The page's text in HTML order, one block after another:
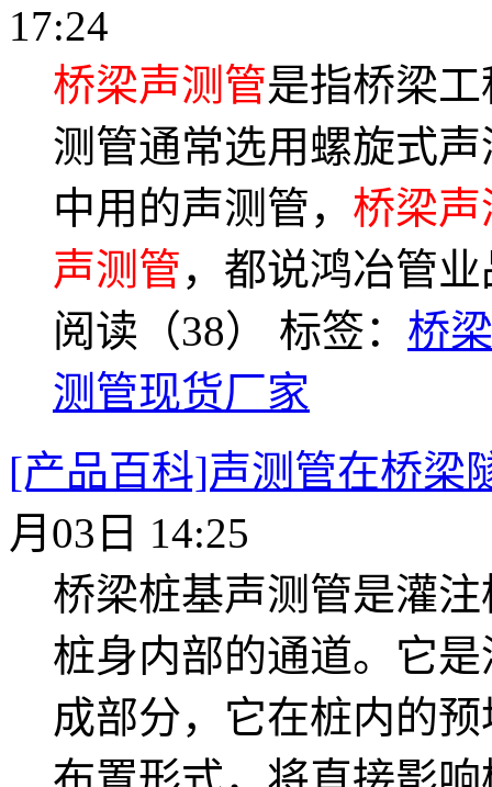
17:24
桥梁声测管是指桥梁
测管通常选用螺旋式
中用的声测管， 桥梁声
声测管，都说鸿冶管
阅读（38） 标签： 桥
测管现货厂家
[产品百科]声测管在桥梁
月03日 14:25
桥梁桩基声测管是灌
桩身内部的通道。它
成部分，它在桩内的